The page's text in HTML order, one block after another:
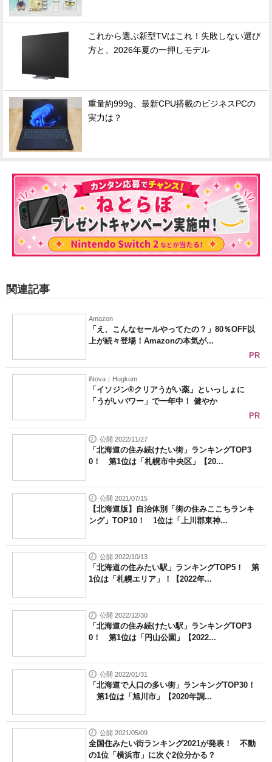
これから選ぶ新型TVはこれ！失敗しない選び
方と、2026年夏の一押しモデル
重量約999g、最新CPU搭載のビジネスPCの
実力は？
関連記事
Amazon
「え、こんなセールやってたの？」80％OFF以
上が続々登場！Amazonの本気が...
PR
iNova｜Hugkum
「イソジン®クリアうがい薬」といっしょに
「うがいパワー」で一年中！ 健やか
PR
公開 2022/11/27
「北海道の住み続けたい街」ランキングTOP3
0！ 第1位は「札幌市中央区」【20...
公開 2021/07/15
【北海道版】自治体別「街の住みここちランキ
ング」TOP10！ 1位は「上川郡東神...
公開 2022/10/13
「北海道の住みたい駅」ランキングTOP5！ 第
1位は「札幌エリア」！【2022年...
公開 2022/12/30
「北海道の住み続けたい駅」ランキングTOP3
0！ 第1位は「円山公園」【2022...
公開 2022/01/31
「北海道で人口の多い街」ランキングTOP30！
第1位は「旭川市」【2020年調...
公開 2021/05/09
全国住みたい街ランキング2021が発表！ 不動
の1位「横浜市」に次ぐ2位分かる？